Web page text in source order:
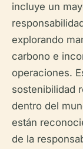
incluye un
explorando
carbono e
operaciones.
sostenibilidad
dentro del
están
de la